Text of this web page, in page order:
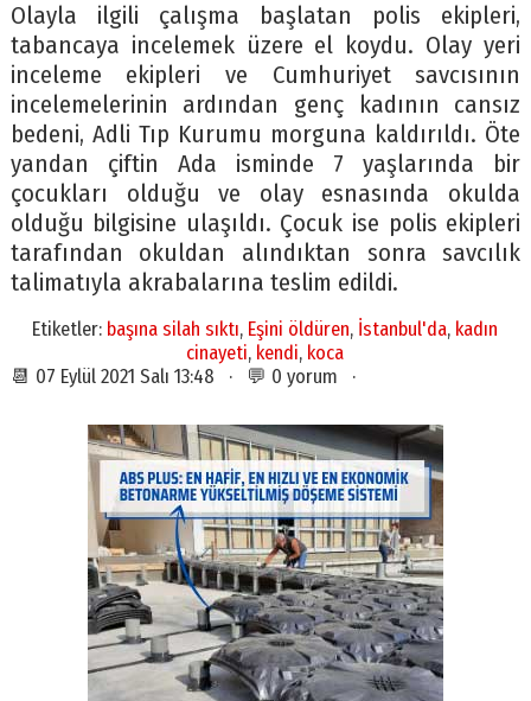
Olayla ilgili çalışma başlatan polis ekipleri,
tabancaya incelemek üzere el koydu. Olay yeri
inceleme ekipleri ve Cumhuriyet savcısının
incelemelerinin ardından genç kadının cansız
bedeni, Adli Tıp Kurumu morguna kaldırıldı. Öte
yandan çiftin Ada isminde 7 yaşlarında bir
çocukları olduğu ve olay esnasında okulda
olduğu bilgisine ulaşıldı. Çocuk ise polis ekipleri
tarafından okuldan alındıktan sonra savcılık
talimatıyla akrabalarına teslim edildi.
Etiketler: başına silah sıktı, Eşini öldüren, İstanbul'da, kadın
cinayeti, kendi, koca
📆 07 Eylül 2021 Salı 13:48 · 💬 0 yorum ·